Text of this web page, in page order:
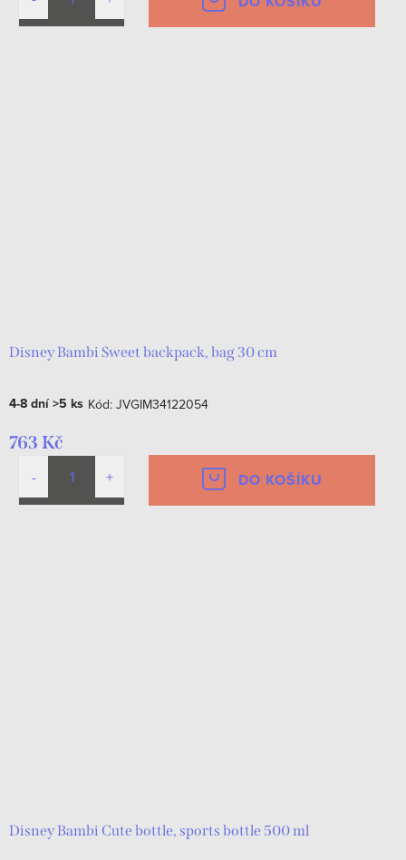
Disney Bambi Sweet backpack, bag 30 cm
4-8 dní>5 ks Kód: JVGIM34122054
763 Kč
DO KOŠÍKU
Disney Bambi Cute bottle, sports bottle 500 ml